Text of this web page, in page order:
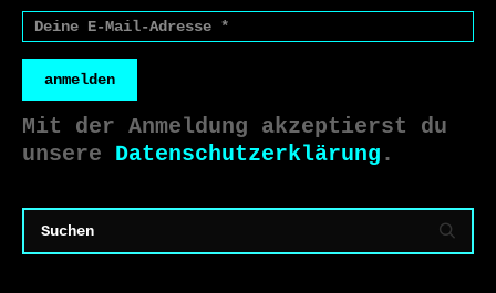
anmelden
Mit der Anmeldung akzeptierst du
unsere Datenschutzerklärung .